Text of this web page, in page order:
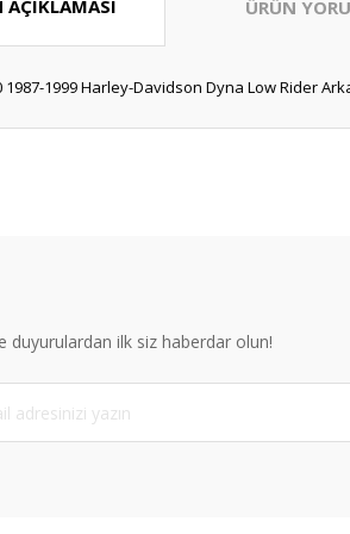
AÇIKLAMASI ÜRÜN
1987-1999 Harley-Davidson Dyna Low Rider
hatalar bulunuyor.
diğer sitelerden daha pahalı.
benzer farklı alternatifler olmalı.
duyurulardan ilk siz haberdar olun!